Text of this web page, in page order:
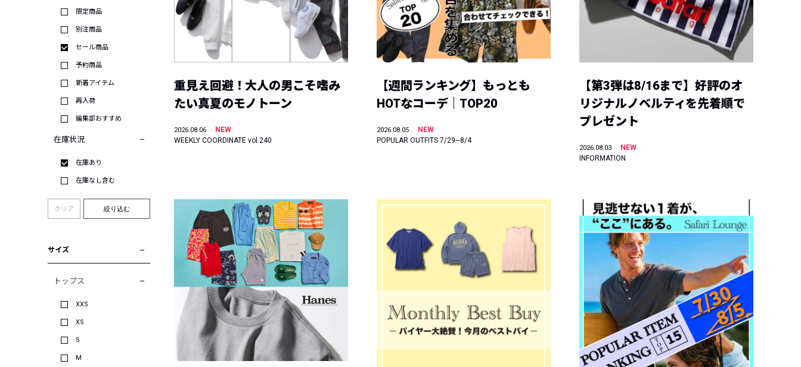
限定商品
別注商品
セール商品
予約商品
新着アイテム
再入荷
編集部おすすめ
在庫状況
在庫あり
在庫なし含む
クリア 絞り込む
サイズ
トップス
XXS
XS
S
M
重見え回避！大人の男こそ嗜み
たい真夏のモノトーン
2026.08.06
NEW
WEEKLY COORDINATE vol.240
【週間ランキング】もっとも
HOTなコーデ｜TOP20
2026.08.05
NEW
POPULAR OUTFITS 7/29~8/4
【第3弾は8/16まで】好評のオ
リジナルノベルティを先着順で
プレゼント
2026.08.03
NEW
INFORMATION